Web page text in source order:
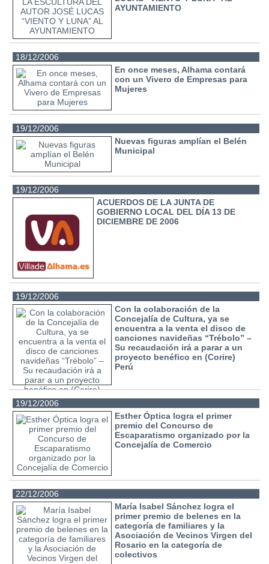
AYUNTAMIENTO
18/12/2006
En once meses, Alhama contará
con un Vivero de Empresas para
Mujeres
19/12/2006
Nuevas figuras amplían el Belén
Municipal
19/12/2006
ACUERDOS DE LA JUNTA DE
GOBIERNO LOCAL DEL DÍA 13 DE
DICIEMBRE DE 2006
19/12/2006
Con la colaboración de la
Concejalía de Cultura, ya se
encuentra a la venta el disco de
canciones navideñas “Trébolo” –
Su recaudación irá a parar a un
proyecto benéfico en (Corire)
Perú
19/12/2006
Esther Óptica logra el primer
premio del Concurso de
Escaparatismo organizado por la
Concejalía de Comercio
22/12/2006
María Isabel Sánchez logra el
primer premio de belenes en la
categoría de familiares y la
Asociación de Vecinos Virgen del
Rosario en la categoría de
colectivos